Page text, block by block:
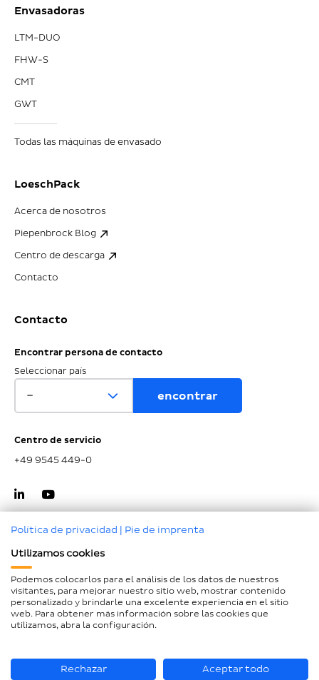
Envasadoras
LTM-DUO
FHW-S
CMT
GWT
Todas las máquinas de envasado
LoeschPack
Acerca de nosotros
Piepenbrock Blog
Centro de descarga
Contacto
Contacto
Encontrar persona de contacto
Seleccionar país
Centro de servicio
+49 9545 449-0
Aviso legal
Protección de datos
Mapa del sitio
Política de privacidad | Pie de imprenta
Utilizamos cookies
Podemos colocarlos para el análisis de los datos de nuestros
visitantes, para mejorar nuestro sitio web, mostrar contenido
personalizado y brindarle una excelente experiencia en el sitio
web. Para obtener más información sobre las cookies que
utilizamos, abra la configuración.
Rechazar Aceptar todo